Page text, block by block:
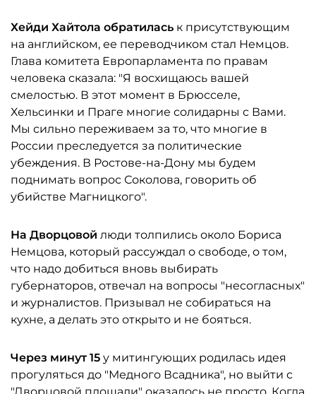
Хейди Хайтола обратилась к присутствующим
на английском, ее переводчиком стал Немцов.
Глава комитета Европарламента по правам
человека сказала: "Я восхищаюсь вашей
смелостью. В этот момент в Брюсселе,
Хельсинки и Праге многие солидарны с Вами.
Мы сильно переживаем за то, что многие в
России преследуется за политические
убеждения. В Ростове-на-Дону мы будем
поднимать вопрос Соколова, говорить об
убийстве Магницкого".
На Дворцовой люди толпились около Бориса
Немцова, который рассуждал о свободе, о том,
что надо добиться вновь выбирать
губернаторов, отвечал на вопросы "несогласных"
и журналистов. Призывал не собираться на
кухне, а делать это открыто и не бояться.
Через минут 15 у митингующих родилась идея
прогуляться до "Медного Всадника", но выйти с